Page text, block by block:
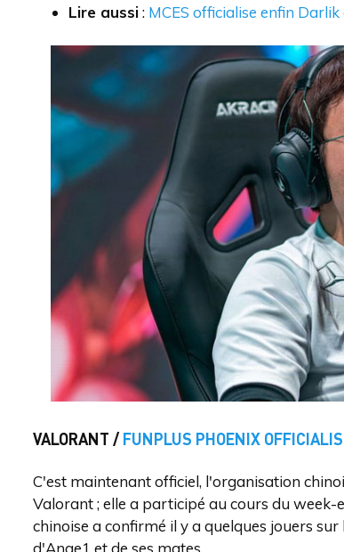
Lire aussi: MCES officialise enfin
VALORANT / FUNPLUS PHOENIX
C'est maintenant officiel, l'organisation
Valorant ; elle a participé au cours du
chinoise a confirmé il y a quelques jouers
d'Ange1 et de ses mates.